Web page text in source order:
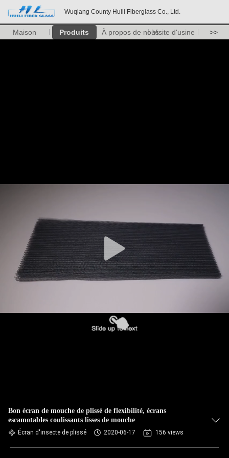
Wuqiang County Huili Fiberglass Co., Ltd.
Maison Produits À propos de nousVisite d'usine >>
Bon écran de mouche de plissé de flexibilité, écrans
escamotables coulissants lisses de mouche
Écran d'insecte de plissé 2020-06-17 156 views